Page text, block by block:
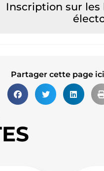
Inscription sur les
Partager cette page